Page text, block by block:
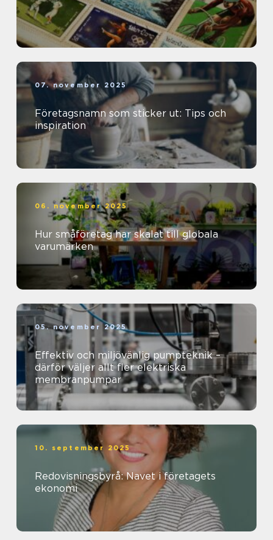
07. november 2025
Företagsnamn som sticker ut: Tips och
inspiration
06. november 2025
Hur småföretag har skalat till globala
varumärken
05. november 2025
Effektiv och miljövänlig pumpteknik –
därför väljer allt fler elektriska
membranpumpar
10. september 2025
Redovisningsbyrå: Navet i företagets
ekonomi